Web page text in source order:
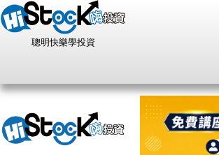
聰明快樂學投資